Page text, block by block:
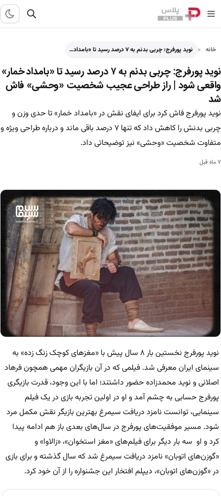
خانه نوید پورفرج: چربی بدنم به ۷ درصد رسید تا «بامداد…
نوید پورفرج: چربی بدنم به ۷ درصد رسید تا «بامداد خمار»
واقعی شود | راز طراحی عجیب شخصیت «وحشی» فاش
شد
نوید پورفرج فاش کرد برای ایفای نقش در «بامداد خمار» تا حدی وزن و
چربی بدنش را کاهش داد که تنها ۷ درصد باقی ماند و درباره طراحی ویژه و
متفاوت شخصیت «وحشی» نیز توضیحاتی داد.
۷ ماه قبل
نوید پورفرج نخستین بار ۸ سال پیش با «مغزهای کوچک زنگ زده» به
سینمای ایران معرفی شد. فیلمی که در آن بازیگران مهمی همچون فرهاد
اصلانی و نوید محمدزاده حضور داشتند؛ اما با این وجود، قدرت بازیگری
پورفرج حسابی به چشم آمد و او در اولین تجربه بازی در یک فیلم
سینمایی، توانست نامزد دریافت سیمرغ بهترین بازیگر نقش مکمل مرد
شود. مسیر موفقیت‌های پورفرج در سال‌های بعدی باز هم ادامه پیدا
کرد و او سه بار دیگر برای فیلم‌های «مغز استخوان»، «زالاوا» و
«گوزن‌های اتوبان» نامزد دریافت سیمرغ شد که سال گذشته و برای بازی
در «گوزن‌های اتوبان»، دیپلم افتخار این جشنواره را از آن خود کرد.